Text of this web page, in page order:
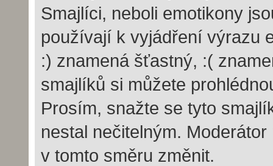
Smajlíci, neboli emotikony
používají k vyjádření výrazu
:) znamená šťastný, :(
smajlíků si můžete
Prosím, snažte se tyto
nestal nečitelným.
v tomto směru změnit.